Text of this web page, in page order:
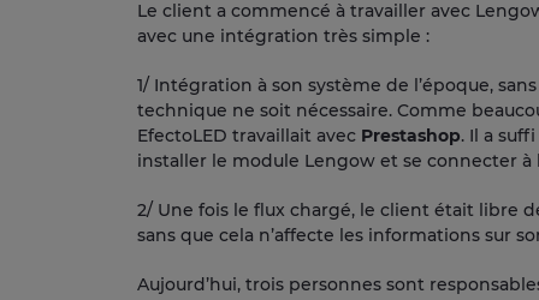
Le client a commencé à travailler avec
avec une intégration très simple :
1/ Intégration à son système de l’époque,
technique ne soit nécessaire. Comme
EfectoLED travaillait avec Prestashop. Il a
installer le module Lengow et se connecter à
2/ Une fois le flux chargé, le client était libre
sans que cela n’affecte les informations sur
Aujourd’hui, trois personnes sont